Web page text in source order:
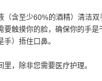
（含至少60%的酒精）清洁双
要触摸你的脸，确保你的手是
）捂住口鼻。
，除非您需要医疗护理。